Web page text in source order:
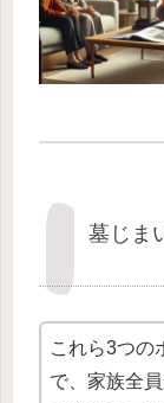
墓じま
これら3つの
で、家族全